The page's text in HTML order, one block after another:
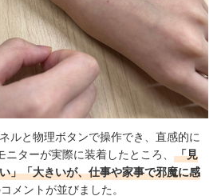
ルと物理ボタンで操作でき、直感的に
ターが実際に装着したところ、
「見
」「大きいが、仕事や家事で邪魔に感
メントが並びました。